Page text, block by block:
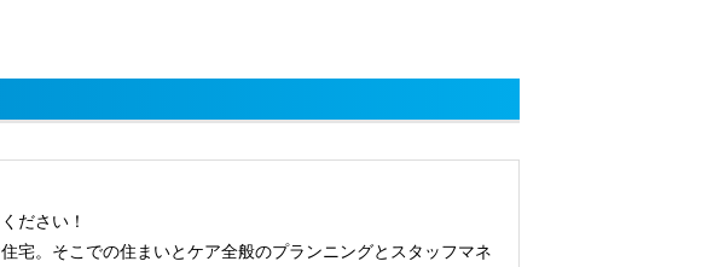
ださい！
宅。そこでの住まいとケア全般のプランニングとスタッフマネ